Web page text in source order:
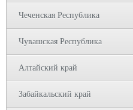
Чеченская Республика
Чувашская Республика
Алтайский край
Забайкальский край